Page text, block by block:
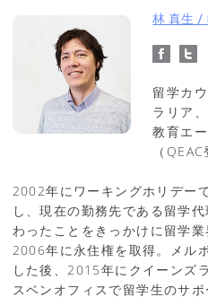
林 真生 /
留学カ
ラリア
教育エ
（
2002年にワーキングホリデー
し、現在の勤務先である留学
わったことをきっかけに留学業
2006年に永住権を取得。メル
した後、2015年にクイーンズ
スベンオフィスで留学生のサポ